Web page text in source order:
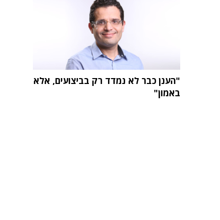
"הענן כבר לא נמדד רק בביצועים, אלא
באמון"